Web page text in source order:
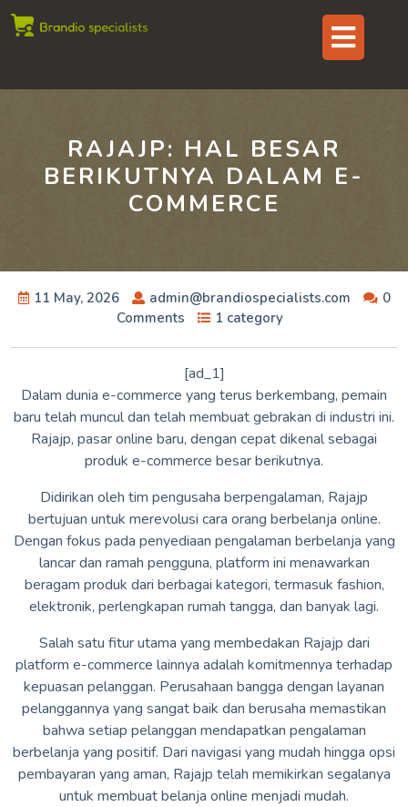
Skip
RAJAJP: HAL BESAR
BERIKUTNYA DALAM E-
COMMERCE
11 May, 2026 admin@brandiospecialists.com
0
Comments
1 category
[ad_1]
Dalam dunia e-commerce yang terus berkembang, pemain
baru telah muncul dan telah membuat gebrakan di industri ini.
Rajajp, pasar online baru, dengan cepat dikenal sebagai
produk e-commerce besar berikutnya.
Didirikan oleh tim pengusaha berpengalaman, Rajajp
bertujuan untuk merevolusi cara orang berbelanja online.
Dengan fokus pada penyediaan pengalaman berbelanja yang
lancar dan ramah pengguna, platform ini menawarkan
beragam produk dari berbagai kategori, termasuk fashion,
elektronik, perlengkapan rumah tangga, dan banyak lagi.
Salah satu fitur utama yang membedakan Rajajp dari
platform e-commerce lainnya adalah komitmennya terhadap
kepuasan pelanggan. Perusahaan bangga dengan layanan
pelanggannya yang sangat baik dan berusaha memastikan
bahwa setiap pelanggan mendapatkan pengalaman
berbelanja yang positif. Dari navigasi yang mudah hingga opsi
pembayaran yang aman, Rajajp telah memikirkan segalanya
untuk membuat belanja online menjadi mudah.